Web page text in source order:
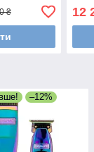
₴ 12
–12%